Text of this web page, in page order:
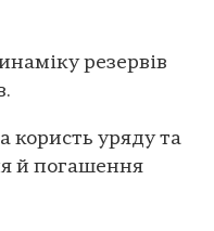
резервів
уряду та
й погашення